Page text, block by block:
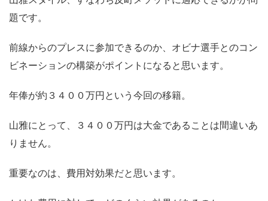
題です。
前線からのプレスに参加できるのか、オビナ選手とのコン
ビネーションの構築がポイントになると思います。
年俸が約３４００万円という今回の移籍。
山雅にとって、３４００万円は大金であることは間違いあ
りません。
重要なのは、費用対効果だと思います。